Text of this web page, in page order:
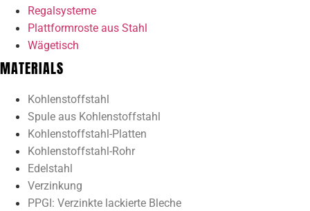
Regalsysteme
Plattformroste aus Stahl
Wägetisch
MATERIALS
Kohlenstoffstahl
Spule aus Kohlenstoffstahl
Kohlenstoffstahl-Platten
Kohlenstoffstahl-Rohr
Edelstahl
Verzinkung
PPGI: Verzinkte lackierte Bleche